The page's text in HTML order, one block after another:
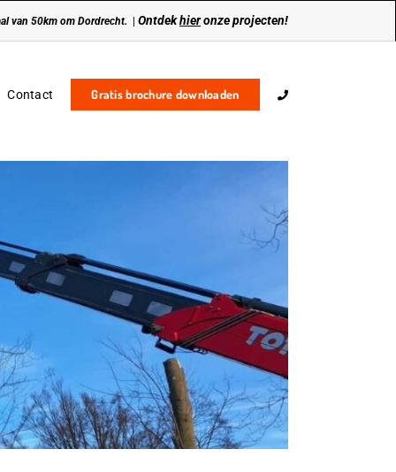
van 50km om Dordrecht. Ontdekhieronze projecten!
Contact Gratis brochure downloaden